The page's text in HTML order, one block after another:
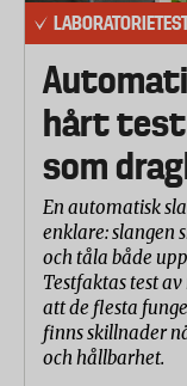
hårt test
som
En automatisk
enklare: slangen
och tåla både
Testfaktas test
att de flesta
finns skillnader
och hållbarhet.